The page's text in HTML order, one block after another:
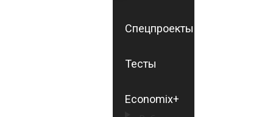
Спецпроекты
Тесты
Economix+